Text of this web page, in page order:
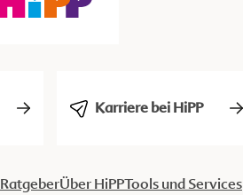
Karriere bei HiPP
RatgeberÜber HiPPTools und Services